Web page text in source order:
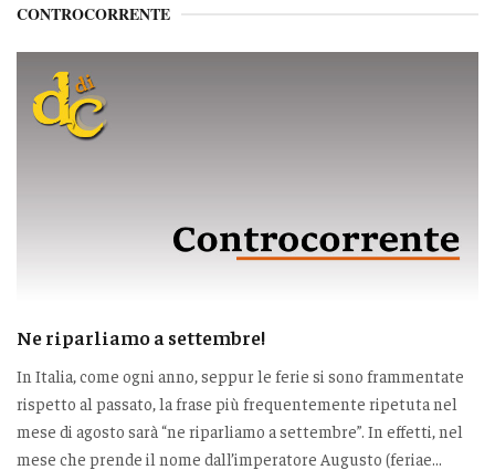
CONTROCORRENTE
Ne riparliamo a settembre!
In Italia, come ogni anno, seppur le ferie si sono frammentate
rispetto al passato, la frase più frequentemente ripetuta nel
mese di agosto sarà “ne riparliamo a settembre”. In effetti, nel
mese che prende il nome dall’imperatore Augusto (feriae...